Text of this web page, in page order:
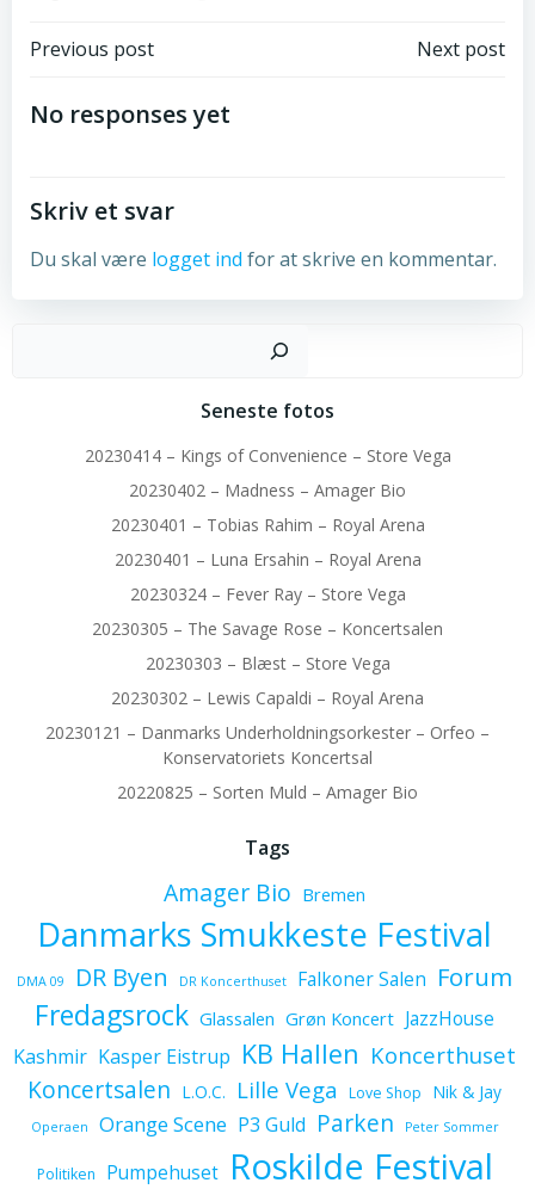
Post
navigation
Previous post Next post
No responses yet
Skriv et svar
Du skal være logget ind for at skrive en kommentar.
Seneste fotos
20230414 – Kings of Convenience – Store Vega
20230402 – Madness – Amager Bio
20230401 – Tobias Rahim – Royal Arena
20230401 – Luna Ersahin – Royal Arena
20230324 – Fever Ray – Store Vega
20230305 – The Savage Rose – Koncertsalen
20230303 – Blæst – Store Vega
20230302 – Lewis Capaldi – Royal Arena
20230121 – Danmarks Underholdningsorkester – Orfeo –
Konservatoriets Koncertsal
20220825 – Sorten Muld – Amager Bio
Tags
Amager Bio Bremen
Danmarks Smukkeste Festival
DMA 09 DR Byen DR Koncerthuset Falkoner Salen Forum
Fredagsrock Glassalen Grøn Koncert JazzHouse
Kashmir Kasper Eistrup KB Hallen Koncerthuset
Koncertsalen L.O.C. Lille Vega Love Shop Nik & Jay
Operaen Orange Scene P3 Guld Parken Peter Sommer
Politiken Pumpehuset Roskilde Festival